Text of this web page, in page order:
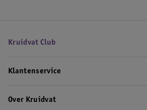
Kruidvat Club
Klantenservice
Over Kruidvat